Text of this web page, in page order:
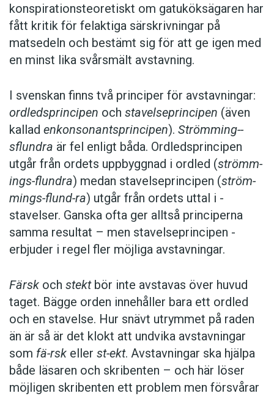
konspirationsteoretiskt om gatuköksägaren har
fått kritik för felaktiga särskrivningar på
matsedeln och bestämt sig för att ge igen med
en minst lika svårsmält avstavning.
I svenskan finns två principer för avstavningar:
ordledsprincipen och stavelseprincipen (även
kallad enkonsonantsprincipen). Strömming-­
sflundra är fel enligt båda. ­Ordledsprincipen
utgår från ordets uppbyggnad i ordled (strömm-
ings-flundra) medan stavelseprincipen (ström-
mings-flund-ra) utgår från ordets uttal i ­
stavelser. Ganska ofta ger alltså principerna
samma resultat – men stavelseprincipen ­
erbjuder i regel fler möjliga avstavningar.
Färsk och stektbör inte avstavas över huvud
taget. Bägge orden innehåller bara ett ordled
och en stavelse. Hur snävt utrymmet på raden
än är så är det klokt att undvika avstavningar
som fä-rsk eller st-ekt. Avstavningar ska hjälpa
både läsaren och skribenten – och här löser
möjligen skribenten ett problem men försvårar